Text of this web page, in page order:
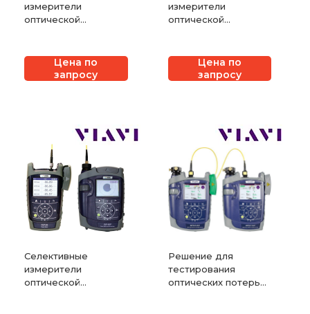
измерители
оптической
и OLP-37XЦена по
запросу
измерители
оптической
OLP-88 и OLP-88P
Цена по
запросу
Селективные
измерители
оптической
Решение для
тестирования
оптических потерь